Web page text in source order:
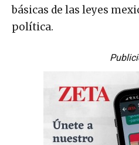
básicas de las leyes
política.